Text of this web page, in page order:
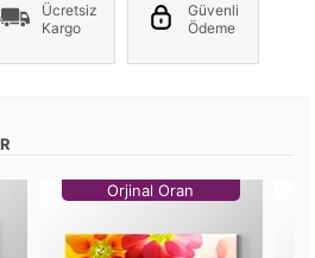
Ücretsiz
Kargo
Güvenli
Ödeme
Orjinal Oran